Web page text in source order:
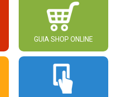
GUIA SHOP ONLINE